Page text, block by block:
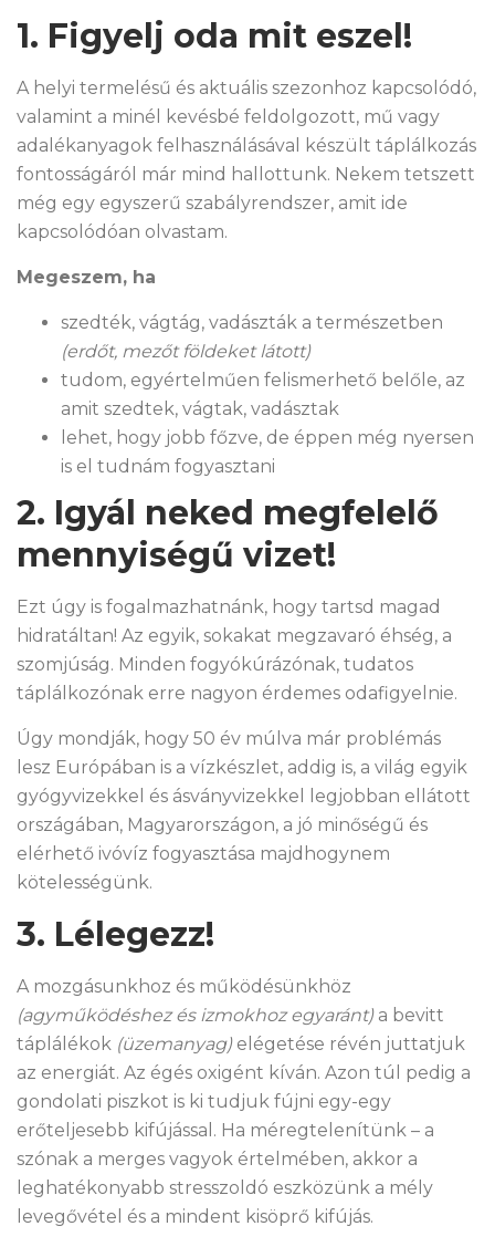
1. Figyelj oda mit eszel!
A helyi termelésű és aktuális szezonhoz kapcsolódó,
valamint a minél kevésbé feldolgozott, mű vagy
adalékanyagok felhasználásával készült táplálkozás
fontosságáról már mind hallottunk. Nekem tetszett
még egy egyszerű szabályrendszer, amit ide
kapcsolódóan olvastam.
Megeszem, ha
szedték, vágtág, vadászták a természetben
(erdőt, mezőt földeket látott)
tudom, egyértelműen felismerhető belőle, az
amit szedtek, vágtak, vadásztak
lehet, hogy jobb főzve, de éppen még nyersen
is el tudnám fogyasztani
2. Igyál neked megfelelő
mennyiségű vizet!
Ezt úgy is fogalmazhatnánk, hogy tartsd magad
hidratáltan! Az egyik, sokakat megzavaró éhség, a
szomjúság. Minden fogyókúrázónak, tudatos
táplálkozónak erre nagyon érdemes odafigyelnie.
Úgy mondják, hogy 50 év múlva már problémás
lesz Európában is a vízkészlet, addig is, a világ egyik
gyógyvizekkel és ásványvizekkel legjobban ellátott
országában, Magyarországon, a jó minőségű és
elérhető ivóvíz fogyasztása majdhogynem
kötelességünk.
3. Lélegezz!
A mozgásunkhoz és működésünkhöz
(agyműködéshez és izmokhoz egyaránt)a bevitt
táplálékok (üzemanyag)elégetése révén juttatjuk
az energiát. Az égés oxigént kíván. Azon túl pedig a
gondolati piszkot is ki tudjuk fújni egy-egy
erőteljesebb kifújással. Ha méregtelenítünk – a
szónak a merges vagyok értelmében, akkor a
leghatékonyabb stresszoldó eszközünk a mély
levegővétel és a mindent kisöprő kifújás.